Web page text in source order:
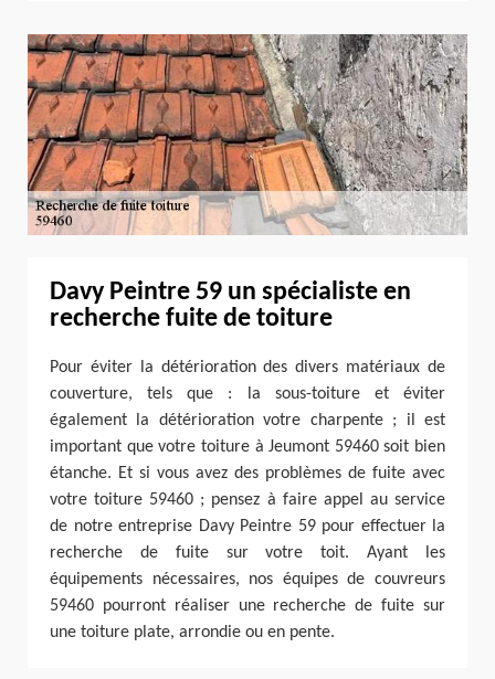
Davy Peintre 59 un spécialiste en
recherche fuite de toiture
Pour éviter la détérioration des divers matériaux de
couverture, tels que : la sous-toiture et éviter
également la détérioration votre charpente ; il est
important que votre toiture à Jeumont 59460 soit bien
étanche. Et si vous avez des problèmes de fuite avec
votre toiture 59460 ; pensez à faire appel au service
de notre entreprise Davy Peintre 59 pour effectuer la
recherche de fuite sur votre toit. Ayant les
équipements nécessaires, nos équipes de couvreurs
59460 pourront réaliser une recherche de fuite sur
une toiture plate, arrondie ou en pente.